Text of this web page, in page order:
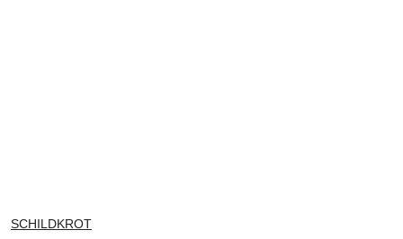
NAZWA
PRODUCENTA:
SCHILDKROT